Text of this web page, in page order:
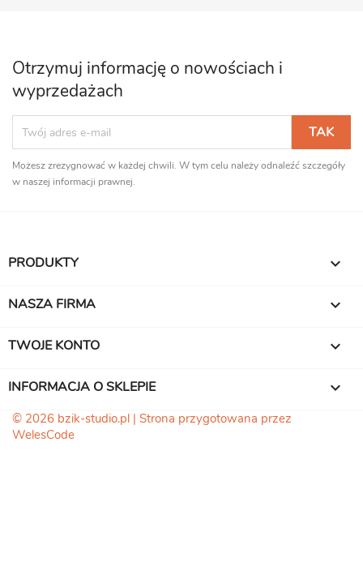
Otrzymuj informację o nowościach i
wyprzedażach
Możesz zrezygnować w każdej chwili. W tym celu należy odnaleźć szczegóły
w naszej informacji prawnej.
PRODUKTY 
NASZA FIRMA 
TWOJE KONTO 
INFORMACJA O SKLEPIE keyboard_arrow_down
© 2026 bzik-studio.pl | Strona przygotowana przez
WelesCode